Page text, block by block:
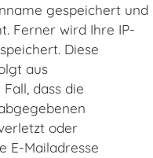
gespeichert und
Ferner wird Ihre IP-
Diese
aus
dass die
oder
E-Mailadresse